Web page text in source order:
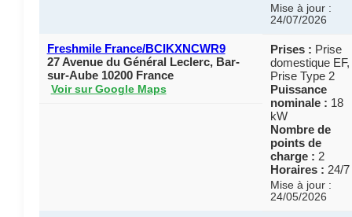
Mise à jour :
24/07/2026
Freshmile France/BCIKXNCWR9
27 Avenue du Général Leclerc, Bar-
sur-Aube 10200 France
Voir sur Google Maps
Prises : Prise
domestique EF,
Prise Type 2
Puissance
nominale : 18
kW
Nombre de
points de
charge : 2
Horaires : 24/7
Mise à jour :
24/05/2026